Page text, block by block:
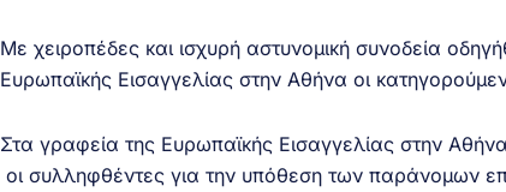
Με χειροπέδες και ισχυρή αστυνομική συνοδεία
Ευρωπαϊκής Εισαγγελίας στην Αθήνα οι
Στα γραφεία της Ευρωπαϊκής Εισαγγελίας στην
οι συλληφθέντες για την υπόθεση των παράνομων